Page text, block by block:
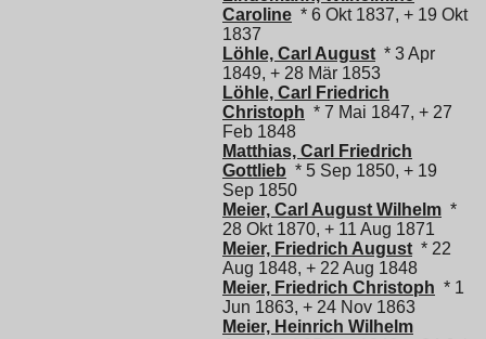
Caroline * 6 Okt 1837, + 19 Okt
1837
Löhle, Carl August * 3 Apr
1849, + 28 Mär 1853
Löhle, Carl Friedrich
Christoph * 7 Mai 1847, + 27
Feb 1848
Matthias, Carl Friedrich
Gottlieb * 5 Sep 1850, + 19
Sep 1850
Meier, Carl August Wilhelm *
28 Okt 1870, + 11 Aug 1871
Meier, Friedrich August * 22
Aug 1848, + 22 Aug 1848
Meier, Friedrich Christoph * 1
Jun 1863, + 24 Nov 1863
Meier, Heinrich Wilhelm